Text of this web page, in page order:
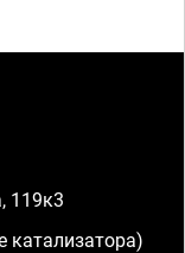
119к3
катализатора)